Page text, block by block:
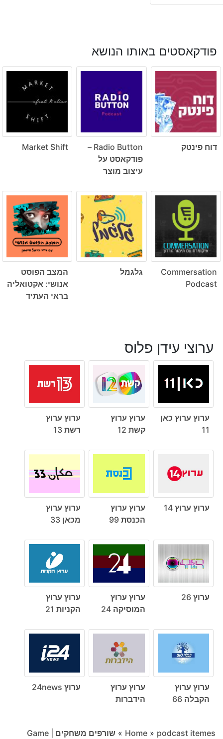
פודקאסטים באותו הנושא
דוח פינטק
Radio Button –
פודקאסט על
עיצוב מוצר
Market Shift
Commersation
Podcast
גלגמל
המצב הפוסט
אנושי: אקטואליה
בראי העתיד
ערוצי עידן פלוס
ערוץ ערוץ כאן
11
ערוץ ערוץ
קשת 12
ערוץ ערוץ
רשת 13
ערוץ ערוץ 14
ערוץ ערוץ
הכנסת 99
ערוץ ערוץ
מכאן 33
ערוץ 26
ערוץ ערוץ
המוסיקה 24
ערוץ ערוץ
הקניות 21
ערוץ ערוץ
הקבלה 66
ערוץ ערוץ
הידברות
ערוץ 24news
Home » podcast itemes
»
שורפים משחקים | Game